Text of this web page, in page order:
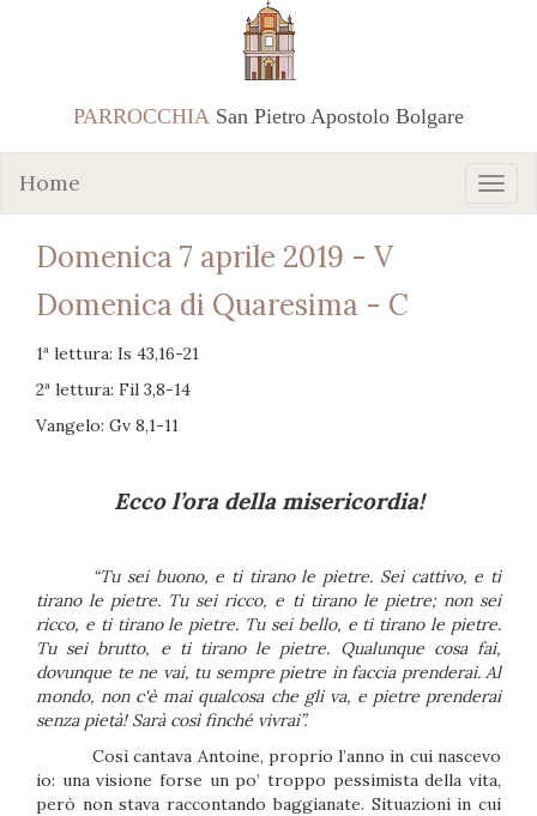
PARROCCHIA San Pietro Apostolo Bolgare
Home
Domenica 7 aprile 2019 - V
Domenica di Quaresima - C
1ª lettura: Is 43,16-21
2ª lettura: Fil 3,8-14
Vangelo: Gv 8,1-11
Ecco l’ora della misericordia!
“Tu sei buono, e ti tirano le pietre. Sei cattivo, e ti
tirano le pietre. Tu sei ricco, e ti tirano le pietre; non sei
ricco, e ti tirano le pietre. Tu sei bello, e ti tirano le pietre.
Tu sei brutto, e ti tirano le pietre. Qualunque cosa fai,
dovunque te ne vai, tu sempre pietre in faccia prenderai. Al
mondo, non c'è mai qualcosa che gli va, e pietre prenderai
senza pietà! Sarà così finché vivrai”.
Così cantava Antoine, proprio l’anno in cui nascevo
io: una visione forse un po’ troppo pessimista della vita,
però non stava raccontando baggianate. Situazioni in cui